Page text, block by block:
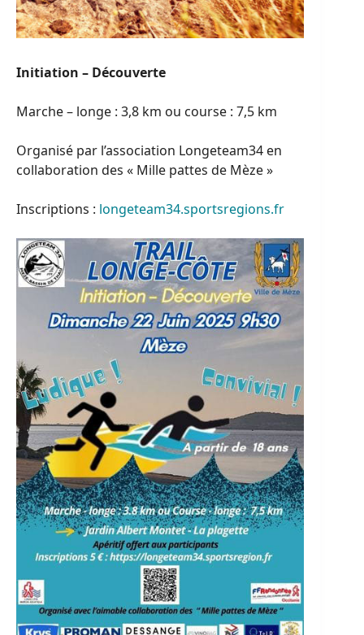
Initiation – Découverte
Marche – longe : 3,8 km ou course : 7,5 km
Organisé par l’association Longeteam34 en
collaboration des « Mille pattes de Mèze »
Inscriptions : longeteam34.sportsregions.fr